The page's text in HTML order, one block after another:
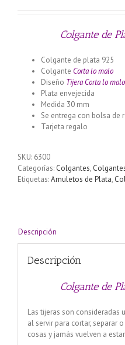
Colgante de
Colgante de plata 925
Colgante Corta lo malo
Diseño Tijera Corta lo malo
Plata envejecida
Medida 30 mm
Se entrega con bolsa de
Tarjeta regalo
SKU: 6300
Categorías: Colgantes,
Etiquetas:Amuletos de Plata,
Descripción
Descripción
Colgante de
Las tijeras son consideradas
al servir para cortar, separar
cosas y jamás vuelven a